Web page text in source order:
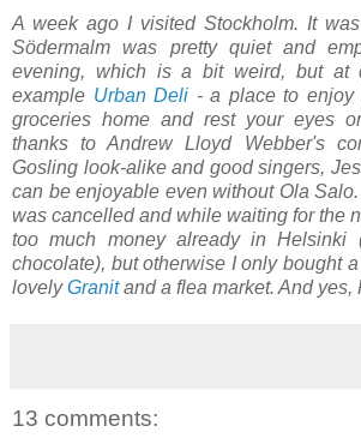
A week ago I visited Stockholm. It
Södermalm was pretty quiet and
evening, which is a bit weird, but at
example Urban Deli - a place to enjoy
groceries home and rest your eyes
thanks to Andrew Lloyd Webber's
Gosling look-alike and good singers,
can be enjoyable even without Ola
was cancelled and while waiting for the
too much money already in Helsinki
chocolate), but otherwise I only bought
lovelyGranitand a flea market. And yes,
13 comments: